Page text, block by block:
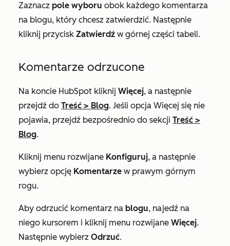
Zaznacz pole wyboru obok każdego komentarza
na blogu, który chcesz zatwierdzić. Następnie
kliknij przycisk Zatwierdź w górnej części tabeli.
Komentarze odrzucone
Na koncie HubSpot kliknij Więcej, a następnie
przejdź do Treść > Blog. Jeśli opcja Więcej się nie
pojawia, przejdź bezpośrednio do sekcji Treść >
Blog.
Kliknij menu rozwijane Konfiguruj, a następnie
wybierz opcję Komentarze w prawym górnym
rogu.
Aby odrzucić komentarz na blogu, najedź na
niego kursorem i kliknij menu rozwijane Więcej.
Następnie wybierz Odrzuć.